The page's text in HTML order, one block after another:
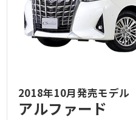
2018年10月発売モデル
アルファード